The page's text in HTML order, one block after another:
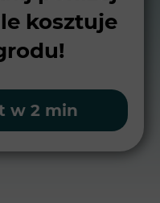
kosztuje
w 2 min